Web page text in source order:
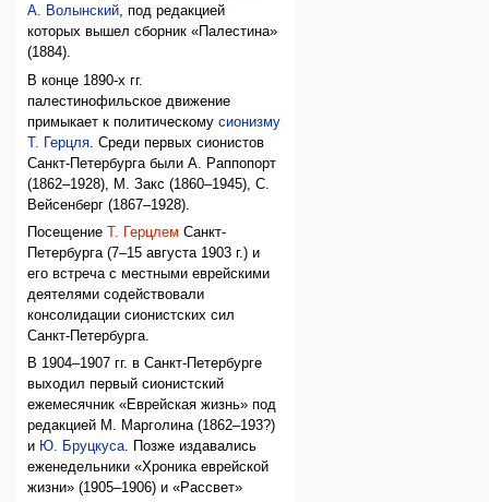
А. Волынский, под редакцией
которых вышел сборник «Палестина»
(1884).
В конце 1890-х гг.
палестинофильское движение
примыкает к политическомусионизму
Т. Герцля . Среди первых сионистов
Санкт-Петербурга были А. Раппопорт
(1862–1928), М. Закс (1860–1945), С.
Вейсенберг (1867–1928).
Посещение
Т. Герцлем Санкт-
Петербурга (7–15 августа 1903 г.) и
его встреча с местными еврейскими
деятелями содействовали
консолидации сионистских сил
Санкт-Петербурга.
В 1904–1907 гг. в Санкт-Петербурге
выходил первый сионистский
ежемесячник «Еврейская жизнь» под
редакцией М. Марголина (1862–193?)
и Ю. Бруцкуса. Позже издавались
еженедельники «Хроника еврейской
жизни» (1905–1906) и «Рассвет»